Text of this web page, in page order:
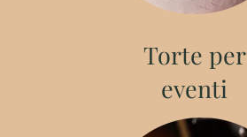
Torte per
eventi